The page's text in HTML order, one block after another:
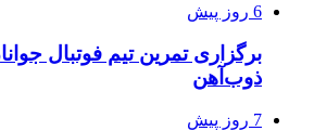
6 روز پیش
برگزاری تمرین تیم فوتبال
ذوب‌آهن
7 روز پیش